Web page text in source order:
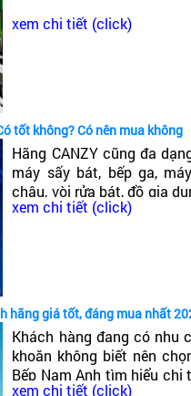
xem chi tiết (click)
tốt không? Có nên mua không
Hãng CANZY cũng đa
máy sấy bát, bếp ga,
chậu, vòi rửa bát, đồ gia
có dòng bếp từ Canzy. Vậy
xem chi tiết (click)
hãng giá tốt, đáng mua nhất
Khách hàng đang có nhu
khoăn không biết nên
Bếp Nam Anh tìm hiểu
xem chi tiết (click)